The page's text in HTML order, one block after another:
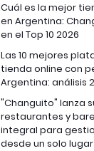
Cuál es la mejor
en Argentina:
en el Top 10 2026
Las 10 mejores
tienda online con
Argentina: análisis
"Changuito" lanza
restaurantes y
integral para
desde un solo lugar